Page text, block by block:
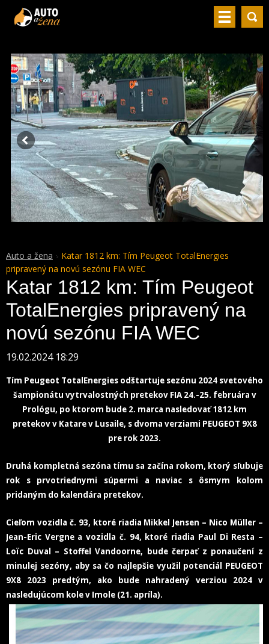
Auto a žena
Katar 1812 km: Tím Peugeot TotalEnergies
pripravený na novú sezónu FIA WEC
Katar 1812 km: Tím Peugeot
TotalEnergies pripravený na
novú sezónu FIA WEC
19.02.2024 18:29
Tím Peugeot TotalEnergies odštartuje sezónu 2024 svetového
šampionátu vytrvalostných pretekov FIA 24.-25. februára v
Prológu, po ktorom bude 2. marca nasledovať 1812 km
pretekov v Katare v Lusaile, s dvoma verziami PEUGEOT 9X8
pre rok 2023.
Druhá kompletná sezóna tímu sa začína rokom, ktorý sľubuje
rok s prvotriednymi súpermi a naviac s ôsmym kolom
pridaným do kalendára pretekov.
Cieľom vozidla č. 93, ktoré riadia Mikkel Jensen – Nico Müller –
Jean-Eric Vergne a vozidla č. 94, ktoré riadia Paul Di Resta –
Loïc Duval – Stoffel Vandoorne, bude čerpať z ponaučení z
minulej sezóny, aby sa čo najlepšie využil potenciál PEUGEOT
9X8 2023 predtým, ako bude nahradený verziou 2024 v
nasledujúcom kole v Imole (21. apríla).